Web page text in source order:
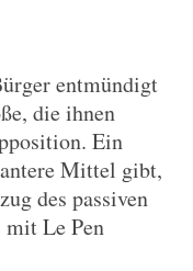
entmündigt
die ihnen
Ein
Mittel gibt,
des passiven
mit Le Pen